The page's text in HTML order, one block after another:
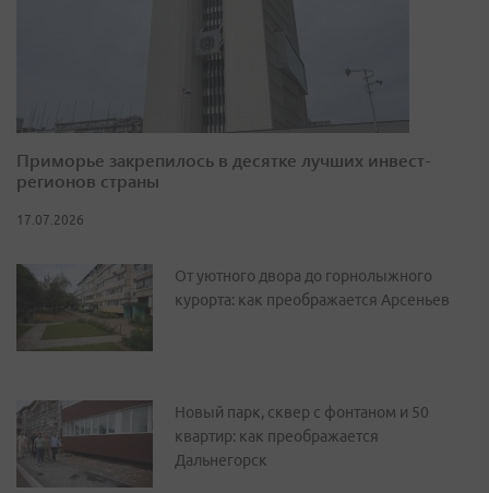
Приморье закрепилось в десятке лучших инвест-
регионов страны
17.07.2026
От уютного двора до горнолыжного
курорта: как преображается Арсеньев
Новый парк, сквер с фонтаном и 50
квартир: как преображается
Дальнегорск